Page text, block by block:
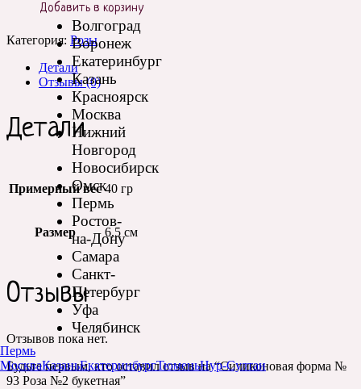
Волгоград
Воронеж
Екатеринбург
Казань
Красноярск
Москва
Нижний
Новгород
Новосибирск
Омск
Пермь
Ростов-
на-Дону
Самара
Санкт-
Петербург
Уфа
Челябинск
Пермь
МоскваКазаньЕкатеринбургТюменьНур-Султан
Добавить в корзину
Категория: Розы
Детали
Отзывы (0)
Детали
Примерный вес 40 гр
Размер 6,5 см
Отзывы
Отзывов пока нет.
Будьте первым, кто оставил отзыв на “Силиконовая форма №
93 Роза №2 букетная”